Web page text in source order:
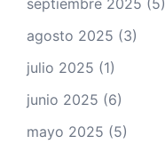
agosto 2025 (3)
julio 2025 (1)
junio 2025 (6)
mayo 2025 (5)